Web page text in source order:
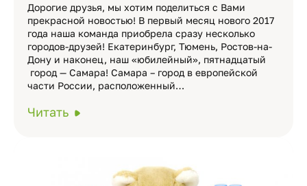
Дорогие друзья, мы хотим поделиться с Вами
прекрасной новостью! В первый месяц нового 2017
года наша команда приобрела сразу несколько
городов-друзей! Екатеринбург, Тюмень, Ростов-на-
Дону и наконец, наш «юбилейный», пятнадцатый
город — Самара! Самара – город в европейской
части России, расположенный…
Читать